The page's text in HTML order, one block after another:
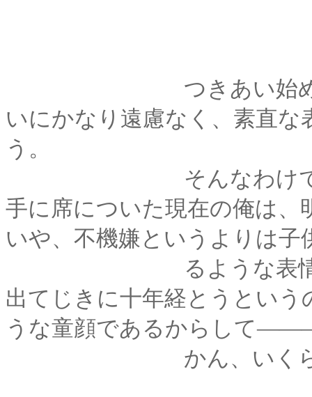
つきあい始めてから
いにかなり遠慮なく、素直
う。
そんなわけで、一般
手に席についた現在の俺は
いや、不機嫌というよりは子
るような表情だろう
出てじきに十年経とうとい
うな童顔であるからして
かん、いくらなん